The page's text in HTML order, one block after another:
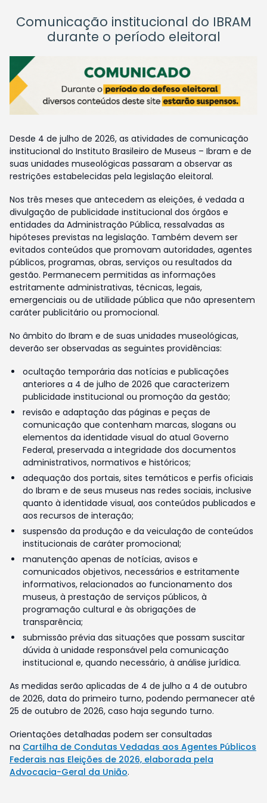
Comunicação institucional do IBRAM
durante o período eleitoral
Desde 4 de julho de 2026, as atividades de comunicação
institucional do Instituto Brasileiro de Museus – Ibram e de
suas unidades museológicas passaram a observar as
restrições estabelecidas pela legislação eleitoral.
Nos três meses que antecedem as eleições, é vedada a
divulgação de publicidade institucional dos órgãos e
entidades da Administração Pública, ressalvadas as
hipóteses previstas na legislação. Também devem ser
evitados conteúdos que promovam autoridades, agentes
públicos, programas, obras, serviços ou resultados da
gestão. Permanecem permitidas as informações
estritamente administrativas, técnicas, legais,
emergenciais ou de utilidade pública que não apresentem
caráter publicitário ou promocional.
No âmbito do Ibram e de suas unidades museológicas,
deverão ser observadas as seguintes providências:
ocultação temporária das notícias e publicações
anteriores a 4 de julho de 2026 que caracterizem
publicidade institucional ou promoção da gestão;
revisão e adaptação das páginas e peças de
comunicação que contenham marcas, slogans ou
elementos da identidade visual do atual Governo
Federal, preservada a integridade dos documentos
administrativos, normativos e históricos;
adequação dos portais, sites temáticos e perfis oficiais
do Ibram e de seus museus nas redes sociais, inclusive
quanto à identidade visual, aos conteúdos publicados e
aos recursos de interação;
suspensão da produção e da veiculação de conteúdos
institucionais de caráter promocional;
manutenção apenas de notícias, avisos e
comunicados objetivos, necessários e estritamente
informativos, relacionados ao funcionamento dos
museus, à prestação de serviços públicos, à
programação cultural e às obrigações de
transparência;
submissão prévia das situações que possam suscitar
dúvida à unidade responsável pela comunicação
institucional e, quando necessário, à análise jurídica.
As medidas serão aplicadas de 4 de julho a 4 de outubro
de 2026, data do primeiro turno, podendo permanecer até
25 de outubro de 2026, caso haja segundo turno.
Orientações detalhadas podem ser consultadas
na Cartilha de Condutas Vedadas aos Agentes Públicos
Federais nas Eleições de 2026, elaborada pela
Advocacia-Geral da União.